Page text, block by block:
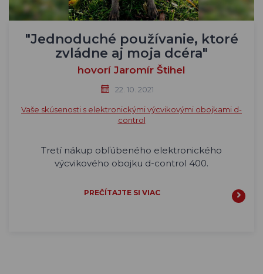
"Jednoduché používanie, ktoré
zvládne aj moja dcéra"
hovorí Jaromír Štihel
22. 10. 2021
Vaše skúsenosti s elektronickými výcvikovými obojkami d-
control
Tretí nákup obľúbeného elektronického
výcvikového obojku d-control 400.
PREČÍTAJTE SI VIAC